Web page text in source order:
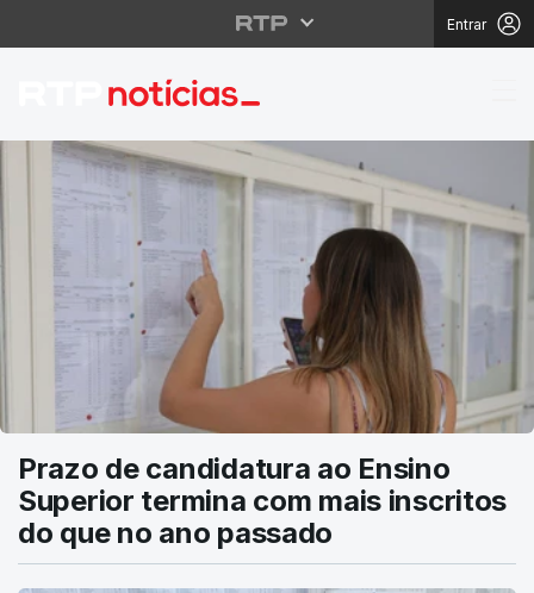
Entrar
RTP Notícias
Prazo de candidatura ao Ensino
Superior termina com mais inscritos
do que no ano passado